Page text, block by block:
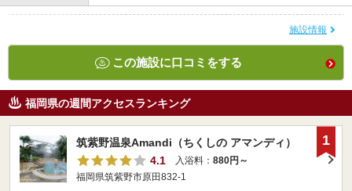
施設情報
この施設に口コミをする
福岡県の週間アクセスランキング
筑紫野温泉Amandi（ちくしの アマンディ）
4.1
入浴料： 880円～
福岡県筑紫野市原田832-1
1